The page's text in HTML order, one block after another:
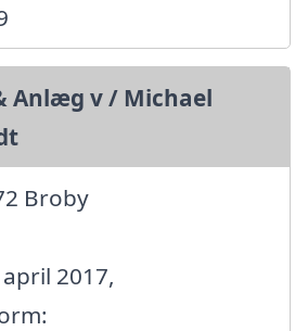
Anlæg v / Michael
Broby
2017,